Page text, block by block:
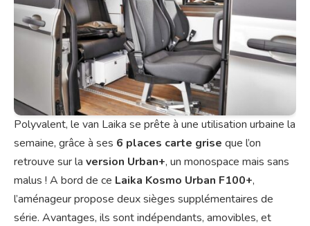
Polyvalent, le van Laika se prête à une utilisation urbaine la
semaine, grâce à ses 6 places carte grise que l’on
retrouve sur la version Urban+, un monospace mais sans
malus ! A bord de ce Laika Kosmo Urban F100+,
l’aménageur propose deux sièges supplémentaires de
série. Avantages, ils sont indépendants, amovibles, et